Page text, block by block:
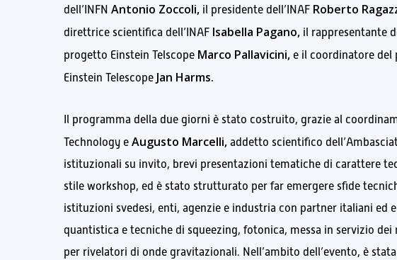
dell’INFN Antonio Zoccoli, il presidente dell’INAF Roberto
direttrice scientifica dell’INAF Isabella Pagano, il rappresentante
progetto Einstein Telscope Marco Pallavicini, e il coordinatore del
Einstein Telescope Jan Harms.
Il programma della due giorni è stato costruito, grazie al
Technology e Augusto Marcelli, addetto scientifico
istituzionali su invito, brevi presentazioni tematiche di carattere
stile workshop, ed è stato strutturato per far emergere sfide
istituzioni svedesi, enti, agenzie e industria con partner italiani
quantistica e tecniche di squeezing, fotonica, messa in servizio
per rivelatori di onde gravitazionali. Nell’ambito dell’evento, è